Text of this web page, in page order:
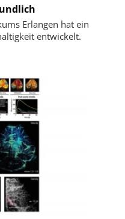
Erlangen hat ein
entwickelt.